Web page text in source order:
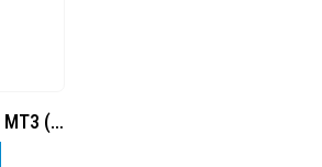
SCALA EXAGONAL MT3 (6 ESAGONI+SACCA)